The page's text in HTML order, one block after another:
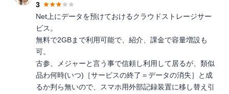
3
Net上にデータを預けておけるクラウドストレージサー
ビス。
無料で2GBまで利用可能で、紹介、課金で容量増設も
可。
古参、メジャーと言う事で信頼し利用して居るが、類似
品わ何時(いつ)［サービスの終了＝データの消失］と成
るか判ら無いので、スマホ用外部記録装置に移し替え引